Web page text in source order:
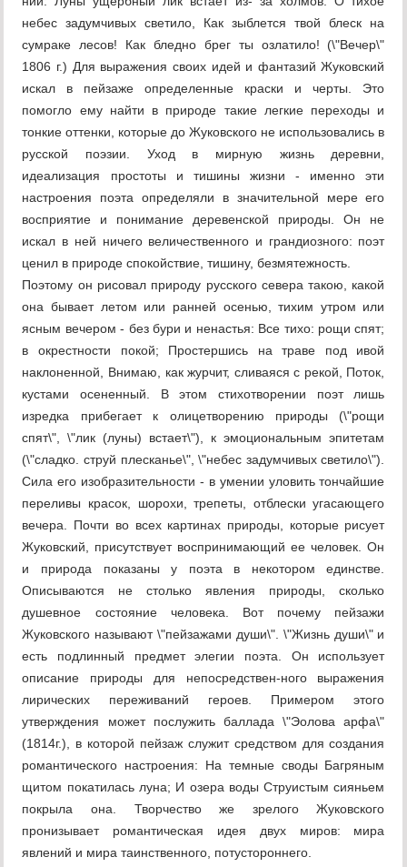
небес задумчивых светило, Как зыблется твой блеск на
сумраке лесов! Как бледно брег ты озлатило! (\"Вечер\"
1806 г.) Для выражения своих идей и фантазий Жуковский
искал в пейзаже определенные краски и черты. Это
помогло ему найти в природе такие легкие переходы и
тонкие оттенки, которые до Жуковского не использовались в
русской поэзии. Уход в мирную жизнь деревни,
идеализация простоты и тишины жизни - именно эти
настроения поэта определяли в значительной мере его
восприятие и понимание деревенской природы. Он не
искал в ней ничего величественного и грандиозного: поэт
ценил в природе спокойствие, тишину, безмятежность.
Поэтому он рисовал природу русского севера такою, какой
она бывает летом или ранней осенью, тихим утром или
ясным вечером - без бури и ненастья: Все тихо: рощи спят;
в окрестности покой; Простершись на траве под ивой
наклоненной, Внимаю, как журчит, сливаяся с рекой, Поток,
кустами осененный. В этом стихотворении поэт лишь
изредка прибегает к олицетворению природы (\"рощи
спят\", \"лик (луны) встает\"), к эмоциональным эпитетам
(\"сладко. струй плесканье\", \"небес задумчивых светило\").
Сила его изобразительности - в умении уловить тончайшие
переливы красок, шорохи, трепеты, отблески угасающего
вечера. Почти во всех картинах природы, которые рисует
Жуковский, присутствует воспринимающий ее человек. Он
и природа показаны у поэта в некотором единстве.
Описываются не столько явления природы, сколько
душевное состояние человека. Вот почему пейзажи
Жуковского называют \"пейзажами души\". \"Жизнь души\" и
есть подлинный предмет элегии поэта. Он использует
описание природы для непосредствен-ного выражения
лирических переживаний героев. Примером этого
утверждения может послужить баллада \"Эолова арфа\"
(1814г.), в которой пейзаж служит средством для создания
романтического настроения: На темные своды Багряным
щитом покатилась луна; И озера воды Струистым сияньем
покрыла она. Творчество же зрелого Жуковского
пронизывает романтическая идея двух миров: мира
явлений и мира таинственного, потустороннего.